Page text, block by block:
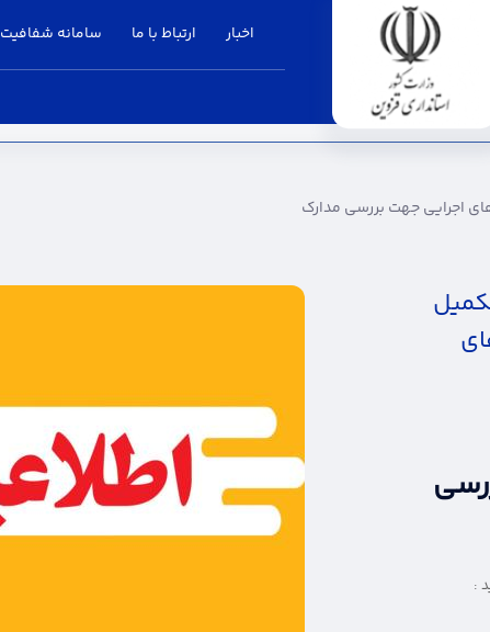
اخبار ارتباط با ما سامانه شفافیت
اجرایی جهت بررسی مدارک - استانداری قزوین
اجرایی جهت بررسی مدارک
: